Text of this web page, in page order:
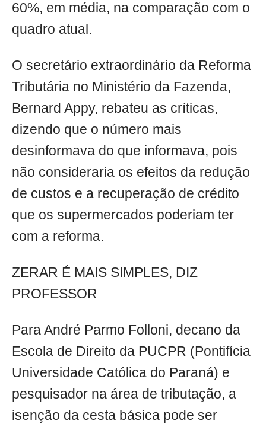
60%, em média, na comparação com o
quadro atual.
O secretário extraordinário da Reforma
Tributária no Ministério da Fazenda,
Bernard Appy, rebateu as críticas,
dizendo que o número mais
desinformava do que informava, pois
não consideraria os efeitos da redução
de custos e a recuperação de crédito
que os supermercados poderiam ter
com a reforma.
ZERAR É MAIS SIMPLES, DIZ
PROFESSOR
Para André Parmo Folloni, decano da
Escola de Direito da PUCPR (Pontifícia
Universidade Católica do Paraná) e
pesquisador na área de tributação, a
isenção da cesta básica pode ser